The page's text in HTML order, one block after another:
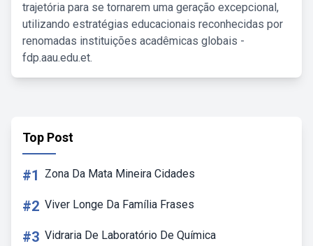
trajetória para se tornarem uma geração excepcional,
utilizando estratégias educacionais reconhecidas por
renomadas instituições acadêmicas globais -
fdp.aau.edu.et.
Top Post
#1 Zona Da Mata Mineira Cidades
#2 Viver Longe Da Família Frases
#3 Vidraria De Laboratório De Química